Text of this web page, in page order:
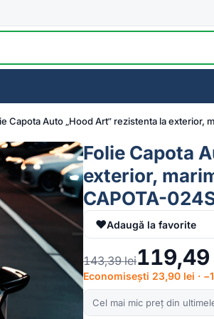
Capota Auto „Hood Art” rezistenta la exterior,
Folie Capota
exterior,
CAPOTA-
♥Adaugă la favorite
143,39lei119,49
Economisești 23,90 lei ·
Cel mai mic preț din